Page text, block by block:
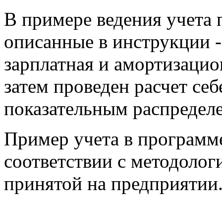
В примере ведения учета
описанные в инструкции
зарплатная и
затем проведен расчет
показательным
Пример учета в
соответствии с
принятой на